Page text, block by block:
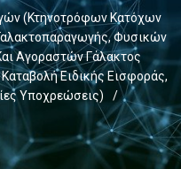
(κτηνοτρόφων Κατόχων
Φυσικών
Αγοραστών Γάλακτος
Ειδικής Εισφοράς,
Υποχρεώσεις)
/